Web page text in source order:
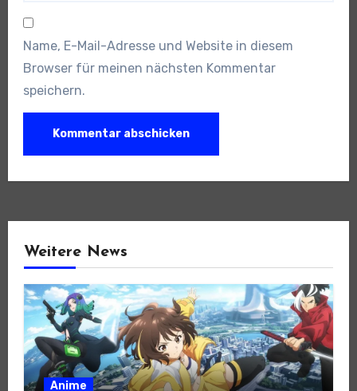
Name, E-Mail-Adresse und Website in diesem
Browser für meinen nächsten Kommentar
speichern.
Weitere News
Anime